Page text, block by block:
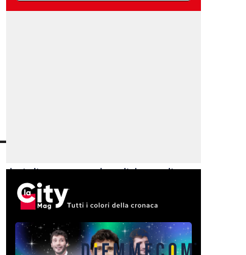
lactv.it
laconair.it
lacapitalenews.it
ilvibonese.it